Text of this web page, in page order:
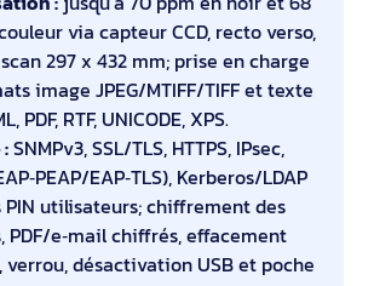
via capteur CCD, recto verso,
297 x 432 mm; prise en charge
image JPEG/MTIFF/TIFF et texte
PDF, RTF, UNICODE, XPS.
SNMPv3, SSL/TLS, HTTPS, IPsec,
EAP‑TLS), Kerberos/LDAP
PIN utilisateurs; chiffrement des
PDF/e‑mail chiffrés, effacement
verrou, désactivation USB et poche